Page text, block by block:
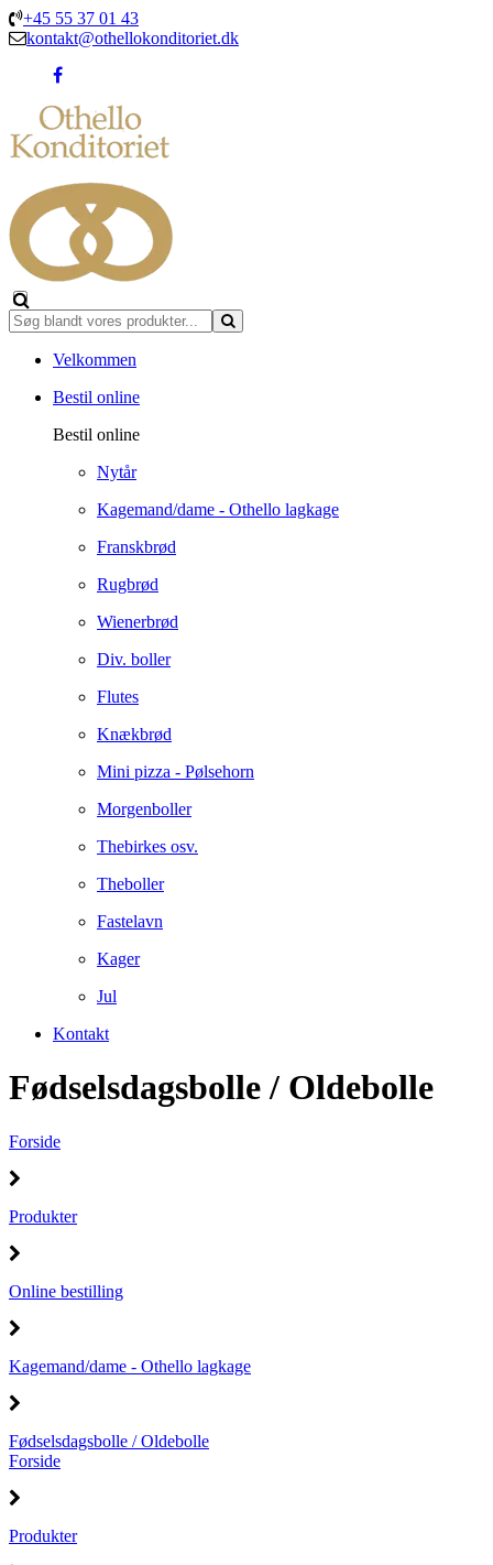
+45 55 37 01 43
kontakt@othellokonditoriet.dk
Velkommen
Bestil online
Bestil online
Nytår
Kagemand/dame - Othello lagkage
Franskbrød
Rugbrød
Wienerbrød
Div. boller
Flutes
Knækbrød
Mini pizza - Pølsehorn
Morgenboller
Thebirkes osv.
Theboller
Fastelavn
Kager
Jul
Kontakt
Fødselsdagsbolle / Oldebolle
Forside
Produkter
Online bestilling
Kagemand/dame - Othello lagkage
Fødselsdagsbolle / Oldebolle
Forside
Produkter